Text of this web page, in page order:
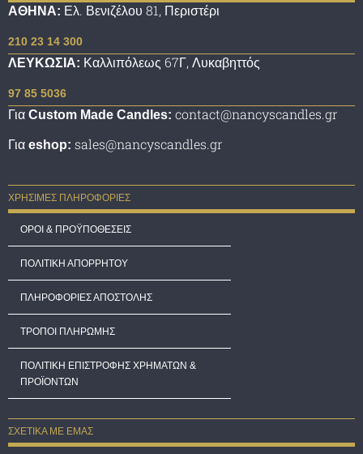
ΑΘΗΝΑ: Ελ. Βενιζέλου 81, Περιστέρι
210 23 14 300
ΛΕΥΚΩΣΙΑ: Καλλιπόλεως 67Γ, Λυκαβηττός
97 85 5036
Για Custom Made Candles: contact@nancyscandles.gr
Για eshop: sales@nancyscandles.gr
ΧΡΗΣΙΜΕΣ ΠΛΗΡΟΦΟΡΙΕΣ
ΟΡΟΙ & ΠΡΟΫΠΟΘΕΣΕΙΣ
ΠΟΛΙΤΙΚΗ ΑΠΟΡΡΗΤΟΥ
ΠΛΗΡΟΦΟΡΙΕΣ ΑΠΟΣΤΟΛΗΣ
ΤΡΟΠΟΙ ΠΛΗΡΩΜΗΣ
ΠΟΛΙΤΙΚΗ ΕΠΙΣΤΡΟΦΗΣ ΧΡΗΜΑΤΩΝ &
ΠΡΟΪΟΝΤΩΝ
ΣΧΕΤΙΚΑ ΜΕ ΕΜΑΣ